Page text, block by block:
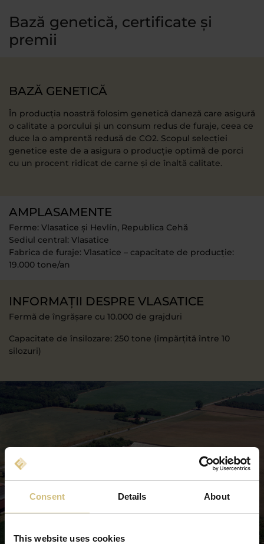
Consent Details About
This website uses cookies
Bază genetică, certificate și
premii
BAZĂ GENETICĂ
În producția noastră folosim genetică daneză care asigură
o calitate a porcului și un consum redus de furaje, ceea ce
duce la o amprentă redusă de CO2. Scopul selecției
genetice este de a asigura o producție optimă de porci
cu un procent ridicat de carne și de înaltă calitate.
AMPLASAMENTE
Ferme: Vlasatice și Hevlín, Republica Cehă
Sediul central: Vlasatice
Fabrica de furaje: Vlasatice – capacitate de producție:
19.000 tone/an
INFORMAȚII DESPRE VLASATICE
Fermă de îngrășare cu 10.000 de grajduri
Capacitate de însilozare: 250 tone (împărțită între 10
silozuri)